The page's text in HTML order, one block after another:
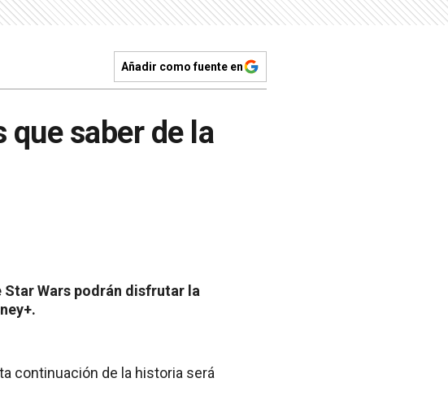
Añadir como fuente en
saber de la
Wars podrán disfrutar la
continuación de la historia será